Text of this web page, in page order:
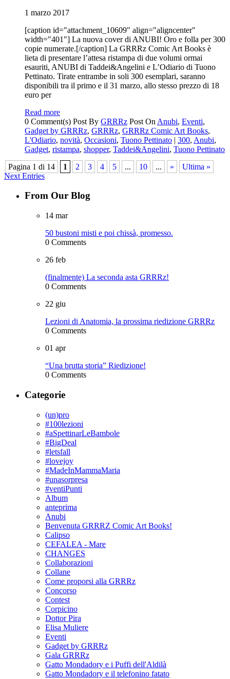
1 marzo 2017
[caption id="attachment_10609" align="aligncenter"
width="401"] La nuova cover di ANUBI! Oro e folla per 300
copie numerate.[/caption] La GRRRz Comic Art Books è
lieta di presentare l’attesa ristampa di due volumi ormai
esauriti, ANUBI di Taddei&Angelini e L’Odiario di Tuono
Pettinato. Tirate entrambe in soli 300 esemplari, saranno
disponibili tra il primo e il 31 marzo, allo stesso prezzo di 18
euro per
Read more
0 Comment(s) Post By GRRRz Post On Anubi, Eventi,
Gadget by GRRRz, GRRRz, GRRRz Comic Art Books,
L'Odiario, novità, Occasioni, Tuono Pettinato | 300, Anubi,
Gadget, ristampa, shopper, Taddei&Angelini, Tuono Pettinato
Pagina 1 di 14
1 2 3 4 5 ... 10 ... »
Ultima »
Next Entries
From Our Blog
14 mar
50 bustoni misti e poi chissà, promesso.
0 Comments
26 feb
(finalmente) La seconda asta GRRRz!
0 Comments
22 giu
Lezioni di Anatomia, la prossima riedizione GRRRz
0 Comments
01 apr
“Una brutta storia” Riedizione!
0 Comments
Categorie
(un)pro
#100lezioni
#aSpettinarLeBambole
#BigDeal
#letsfall
#lovejoy
#MadeInMammaMaria
#unasorpresa
#ventiPunti
Album
anteprima
Anubi
Benvenuta GRRRZ Comic Art Books!
Calipso
CEFALEA - Mare
CHANGES
Collaborazioni
Collane
Come proporsi alla GRRRz
Concorso
Contest
Corpicino
Dottor Pira
Elisa Muliere
Eventi
Gadget by GRRRz
Gala GRRRz
Gatto Mondadory e i Puffi dell'Aldilà
Gatto Mondadory e il telefonino fatato